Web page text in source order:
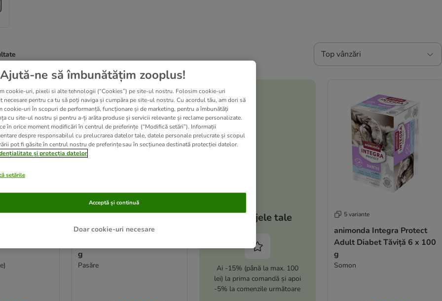
Top vânzări
been changed
Protect
x 100
5 variante
animonda Integra Protect
g
Pasăre
Avantajele tale
Ai -15% (până la max. 100
lei) la prima comandă și apoi
-5% la comenzile următoare
5 variante
animonda Integra Protect
Adult Diabet Tăviță 6 x 100
g
Somon
Ajută-ne să îmbunătățim zooplus!
cookie-uri, pixeli si alte tehnologii (“Cookies”) pe site-ul nostru. Folosim cookie-uri
necesare pentru ca tu să poți naviga și cumpăra pe site-ul nostru. Cu acordul tău, am dori să
cookie-uri în scopuri de performanță, funcționare și de marketing, pentru a îmbunătăți
cu site-ul nostru și pentru a-ți arăta produse și servicii relevante și reclame personalizate.
în orice moment modificări în centrul de preferințe (“Modifică setări”). Informații
despre responsabilul cu prelucrarea datelor tale, datele personale prelucrate și scopul
pot fi găsite în centrul nostru de preferințe sau în secțiunea destinată protecției datelor.
și protecția datelor
setările
Doar cookie-uri necesare
Acceptă și continuă